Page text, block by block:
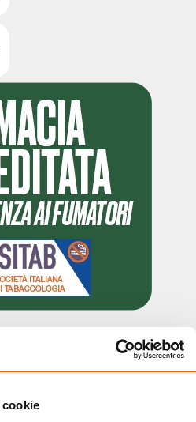
a effettuare la vendita online di